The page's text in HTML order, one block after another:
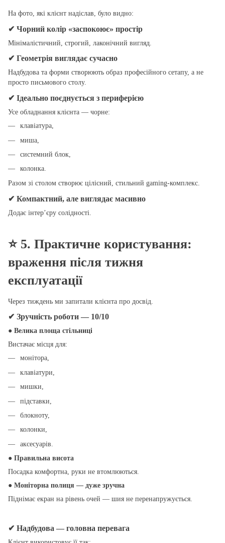
На фото, які клієнт надіслав, було видно:
✔ Чорний колір «заспокоює» простір
Мінімалістичний, строгий, лаконічний вигляд.
✔ Геометрія виглядає сучасно
Надбудова та форми створюють образ професійного сетапу, а не
просто письмового столу.
✔ Ідеально поєднується з периферією
Усе обладнання клієнта — чорне:
клавіатура,
миша,
системний блок,
колонка.
Разом зі столом створює цілісний, стильний gaming-комплекс.
✔ Компактний, але виглядає масивно
Додає інтер’єру солідності.
⭐ 5. Практичне користування:
враження після тижня
експлуатації
Через тиждень ми запитали клієнта про досвід.
✔ Зручність роботи — 10/10
● Велика площа стільниці
Вистачає місця для:
монітора,
клавіатури,
мишки,
підставки,
блокноту,
колонки,
аксесуарів.
● Правильна висота
Посадка комфортна, руки не втомлюються.
● Моніторна полиця — дуже зручна
Піднімає екран на рівень очей — шия не перенапружується.
✔ Надбудова — головна перевага